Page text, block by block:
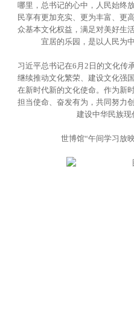
哪里，总书记的心中，人民始终
民享有更加充实、更为丰富、更
众基本文化权益，满足对美好生
宜居的乐园，是以人民为
习近平总书记在6月2日的文化传
继续推动文化繁荣、建设文化强
在新时代新的文化使命。作为新
担当使命、奋发有为，共同努力
建设中华民族现
世博馆“午间学习放